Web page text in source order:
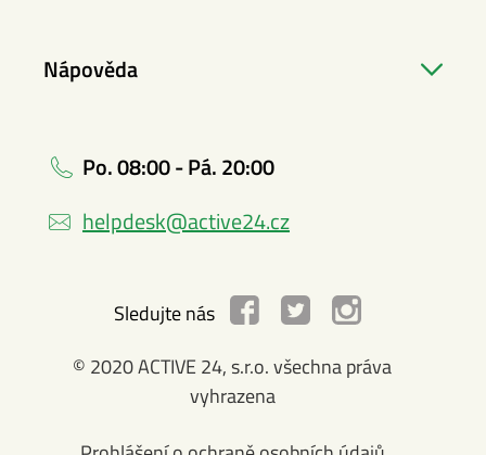
Nápověda
Po. 08:00 - Pá. 20:00
helpdesk@active24.cz
Sledujte nás
© 2020 ACTIVE 24, s.r.o. všechna práva
vyhrazena